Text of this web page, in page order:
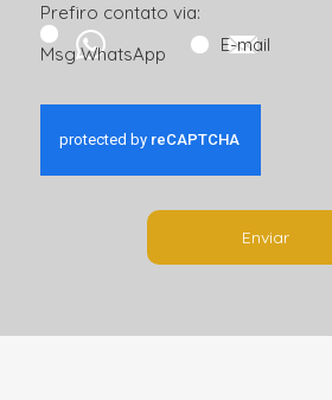
Prefiro contato via:
Msg WhatsApp
E-mail
Enviar